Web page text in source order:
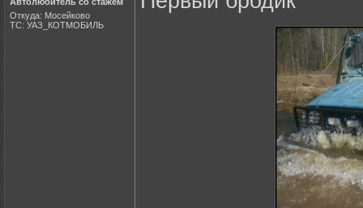
Откуда: Мосейково
ТС: УАЗ_КОТМОБИЛЬ